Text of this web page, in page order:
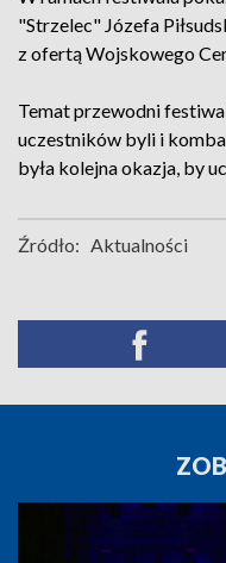
"Strzelec" Józefa
z ofertą Wojskowego
Temat przewodni
uczestników byli i
była kolejna okazja, by
Źródło: Aktualności